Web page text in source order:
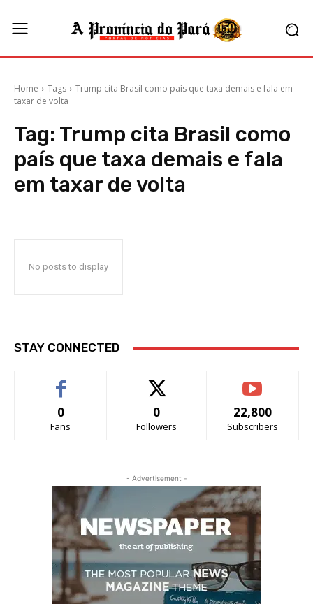
Home Tags
Trump cita Brasil como país que taxa demais e fala em
taxar de volta
Tag: Trump cita Brasil como
país que taxa demais e fala
em taxar de volta
No posts to display
STAY CONNECTED
0
Fans
0
Followers
22,800
Subscribers
- Advertisement -